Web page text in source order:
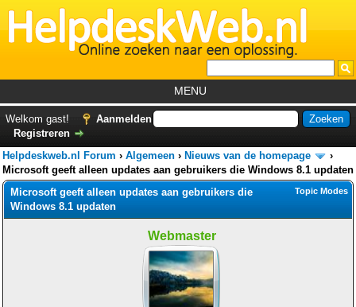
MENU
Foutcodes
Helpdesks
GemistDownloader*
Forum
Welkom gast!
Aanmelden
Registreren
Helpdeskweb.nl Forum › Algemeen › Nieuws van de homepage
›
Microsoft geeft alleen updates aan gebruikers die Windows 8.1 updaten
Topic Modes
Microsoft geeft alleen updates aan gebruikers die
Windows 8.1 updaten
Webmaster